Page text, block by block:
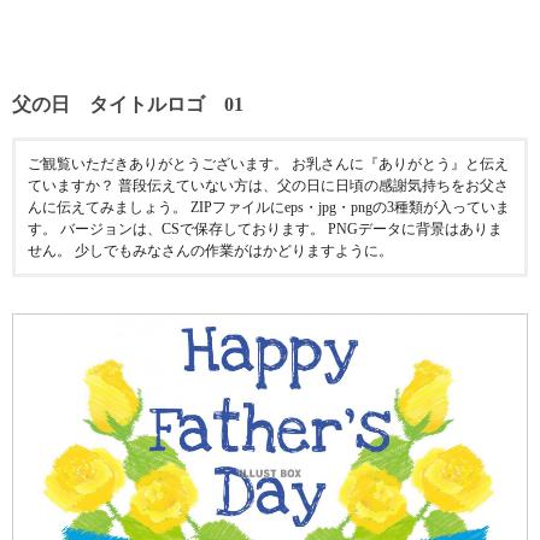
父の日 タイトルロゴ 01
ご観覧いただきありがとうございます。 お乳さんに『ありがとう』と伝え
ていますか？ 普段伝えていない方は、父の日に日頃の感謝気持ちをお父さ
んに伝えてみましょう。 ZIPファイルにeps・jpg・pngの3種類が入っていま
す。 バージョンは、CSで保存しております。 PNGデータに背景はありま
せん。 少しでもみなさんの作業がはかどりますように。